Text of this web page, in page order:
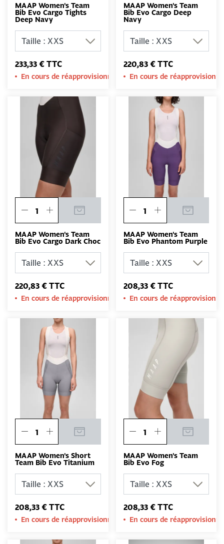
MAAP Women's Team
Bib Evo Cargo Tights
Deep Navy
233,33 € TTC
En cours de réapprovisionnement
MAAP Women's Team
Bib Evo Cargo Deep
Navy
220,83 € TTC
En cours de
MAAP Women's Team
Bib Evo Cargo Dark Choc
220,83 € TTC
En cours de réapprovisionnement
MAAP Women's Team
Bib Evo Phantom Purple
208,33 € TTC
En cours de
MAAP Women's Short
Team Bib Evo Titanium
208,33 € TTC
En cours de réapprovisionnement
MAAP Women's Team
Bib Evo Fog
208,33 € TTC
En cours de